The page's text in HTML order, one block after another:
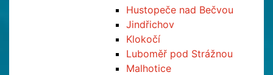
Hustopeče nad Bečvou
Jindřichov
Klokočí
Luboměř pod Strážnou
Malhotice